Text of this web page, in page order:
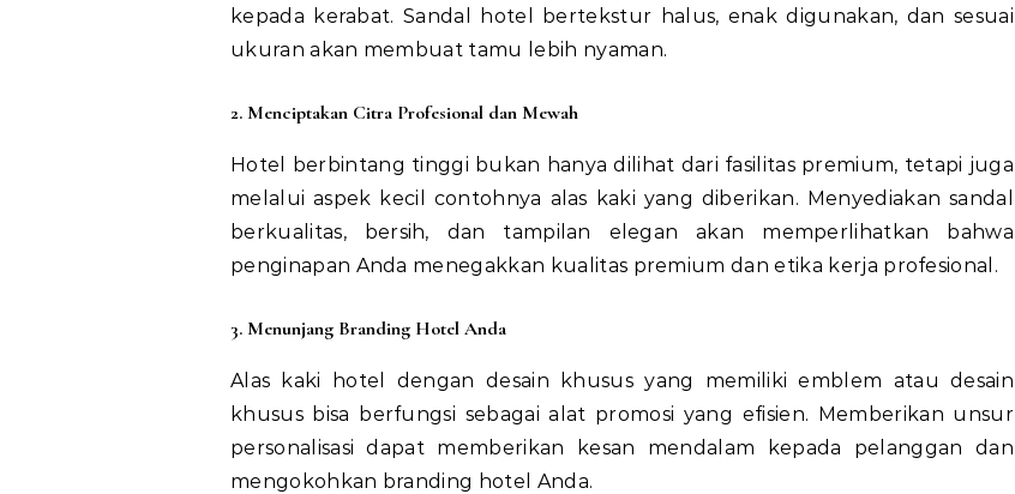
kepada kerabat. Sandal hotel bertekstur halus, enak digunakan, dan sesuai
ukuran akan membuat tamu lebih nyaman.
2. Menciptakan Citra Profesional dan Mewah
Hotel berbintang tinggi bukan hanya dilihat dari fasilitas premium, tetapi juga
melalui aspek kecil contohnya alas kaki yang diberikan. Menyediakan sandal
berkualitas, bersih, dan tampilan elegan akan memperlihatkan bahwa
penginapan Anda menegakkan kualitas premium dan etika kerja profesional.
3. Menunjang Branding Hotel Anda
Alas kaki hotel dengan desain khusus yang memiliki emblem atau desain
khusus bisa berfungsi sebagai alat promosi yang efisien. Memberikan unsur
personalisasi dapat memberikan kesan mendalam kepada pelanggan dan
mengokohkan branding hotel Anda.